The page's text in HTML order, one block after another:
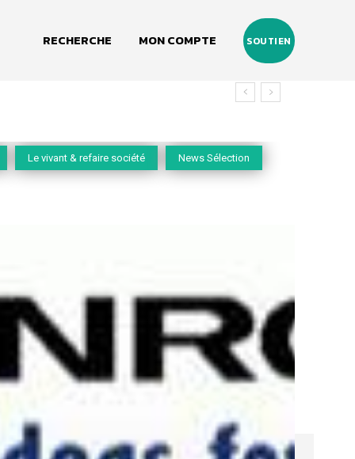
RECHERCHE MON COMPTE SOUTIEN
Le vivant & refaire société News Sélection